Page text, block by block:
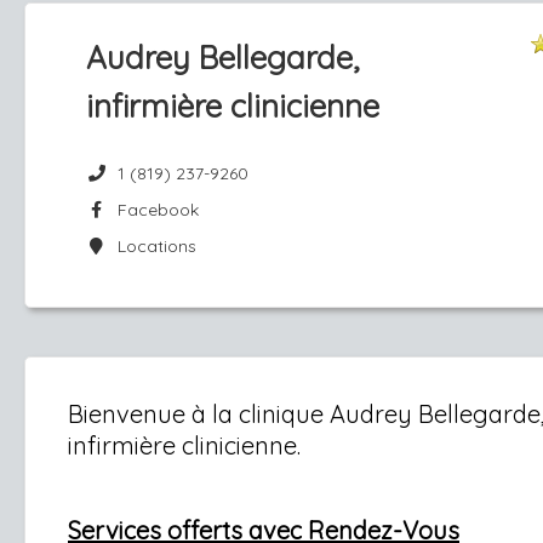
Audrey Bellegarde,
infirmière clinicienne
1 (819) 237-9260
Facebook
Locations
Bienvenue à la clinique Audrey
infirmière clinicienne.
Services offerts avec Rendez-Vous